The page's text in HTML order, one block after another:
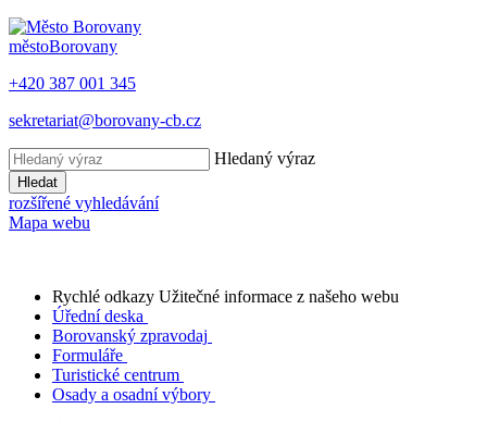
městoBorovany
+420 387 001 345
sekretariat@borovany-cb.cz
Hledaný výraz
Hledat
rozšířené vyhledávání
Mapa webu
Rychlé odkazy Užitečné informace z našeho webu
Úřední deska
Borovanský zpravodaj
Formuláře
Turistické centrum
Osady a osadní výbory